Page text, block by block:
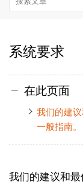
系统要求
在此页面
我们的建
一般指南。
我们的建议和